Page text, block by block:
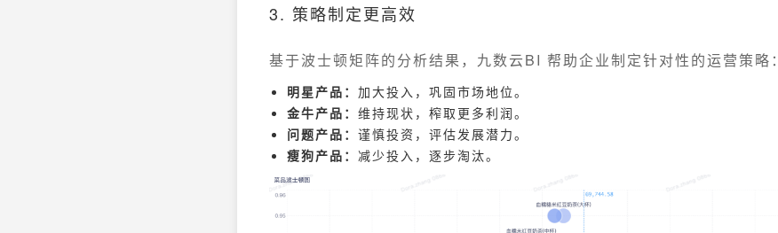
3. 策略制定更高效
基于波士顿矩阵的分析结果，九数云BI 帮助企业制定针对性的运营策略：
明星产品： 加大投入，巩固市场地位。
金牛产品： 维持现状，榨取更多利润。
问题产品： 谨慎投资，评估发展潜力。
瘦狗产品： 减少投入，逐步淘汰。